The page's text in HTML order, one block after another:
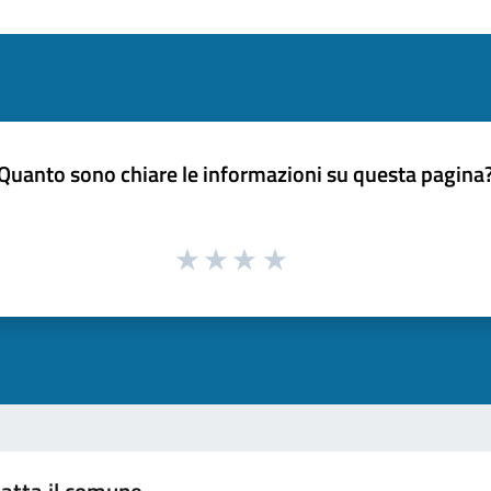
sono chiare le informazioni su questa